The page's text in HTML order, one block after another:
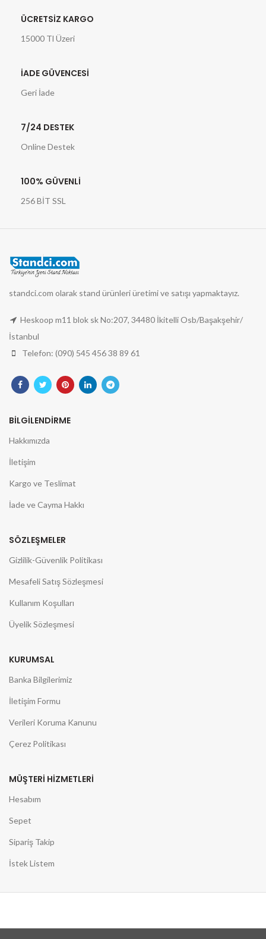
ÜCRETSİZ KARGO
15000 Tl Üzeri
İADE GÜVENCESİ
Geri İade
7/24 DESTEK
Online Destek
100% GÜVENLİ
256 BİT SSL
standci.com olarak stand ürünleri üretimi ve satışı yapmaktayız.
Heskoop m11 blok sk No:207, 34480 İkitelli Osb/Başakşehir/
İstanbul
Telefon: (090) 545 456 38 89 61
BİLGİLENDİRME
Hakkımızda
İletişim
Kargo ve Teslimat
İade ve Cayma Hakkı
SÖZLEŞMELER
Gizlilik-Güvenlik Politikası
Mesafeli Satış Sözleşmesi
Kullanım Koşulları
Üyelik Sözleşmesi
KURUMSAL
Banka Bilgilerimiz
İletişim Formu
Verileri Koruma Kanunu
Çerez Politikası
MÜŞTERİ HİZMETLERİ
Hesabım
Sepet
Sipariş Takip
İstek Listem